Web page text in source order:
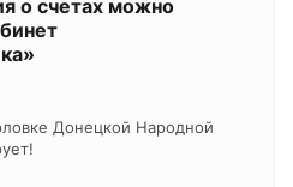
о счетах можно
Донецкой Народной